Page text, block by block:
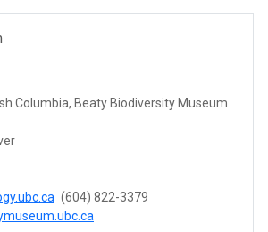
Columbia, Beaty Biodiversity Museum
(604) 822-3379